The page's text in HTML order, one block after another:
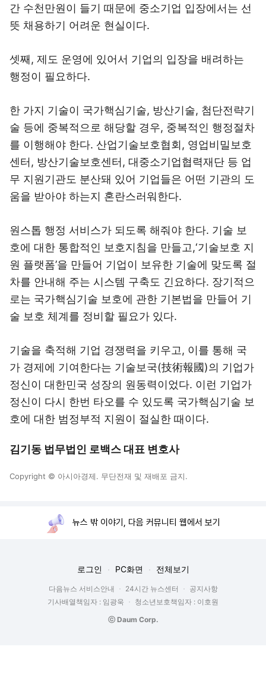
간 수천만원이 들기 때문에 중소기업 입장에서는 선
뜻 채용하기 어려운 현실이다.
셋째, 제도 운영에 있어서 기업의 입장을 배려하는
행정이 필요하다.
한 가지 기술이 국가핵심기술, 방산기술, 첨단전략기
술 등에 중복적으로 해당할 경우, 중복적인 행정절차
를 이행해야 한다. 산업기술보호협회, 영업비밀보호
센터, 방산기술보호센터, 대중소기업협력재단 등 업
무 지원기관도 분산돼 있어 기업들은 어떤 기관의 도
움을 받아야 하는지 혼란스러워한다.
원스톱 행정 서비스가 되도록 해줘야 한다. 기술 보
호에 대한 통합적인 보호지침을 만들고,‘기술보호 지
원 플랫폼’을 만들어 기업이 보유한 기술에 맞도록 절
차를 안내해 주는 시스템 구축도 긴요하다. 장기적으
로는 국가핵심기술 보호에 관한 기본법을 만들어 기
술 보호 체계를 정비할 필요가 있다.
기술을 축적해 기업 경쟁력을 키우고, 이를 통해 국
가 경제에 기여한다는 기술보국(技術報國)의 기업가
정신이 대한민국 성장의 원동력이었다. 이런 기업가
정신이 다시 한번 타오를 수 있도록 국가핵심기술 보
호에 대한 범정부적 지원이 절실한 때이다.
김기동 법무법인 로백스 대표 변호사
Copyright © 아시아경제. 무단전재 및 재배포 금지.
뉴스 밖 이야기, 다음 커뮤니티 웹에서 보기
로그인 PC화면 전체보기
다음뉴스 서비스안내 24시간 뉴스센터
공지사항
기사배열책임자 : 임광욱
청소년보호책임자 : 이호원
ⓒ Daum Corp.